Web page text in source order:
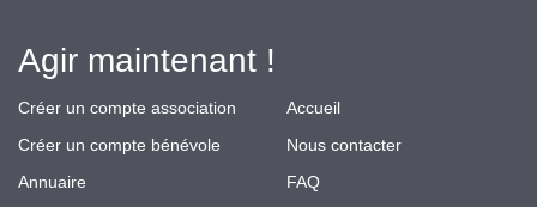
Agir maintenant !
Créer un compte association
Créer un compte bénévole
Annuaire
Accueil
Nous contacter
FAQ